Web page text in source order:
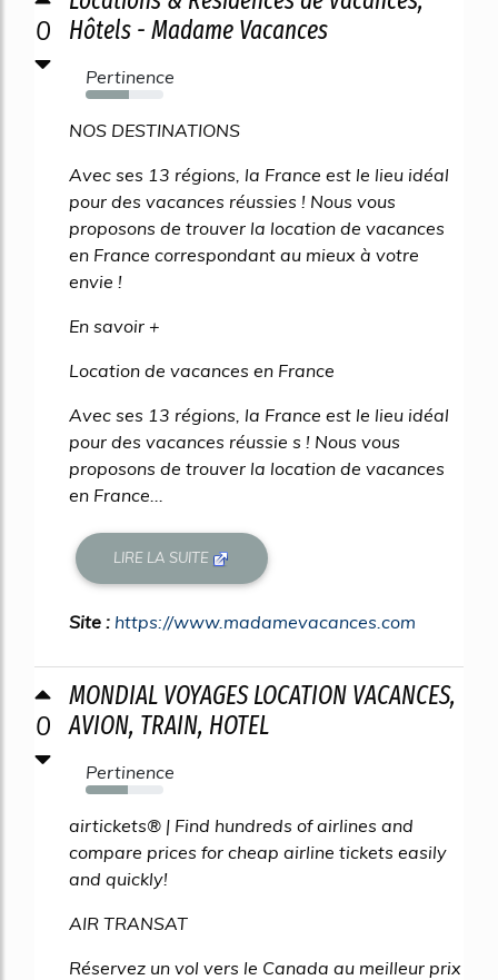
0
Hôtels - Madame Vacances
Pertinence
55%
NOS DESTINATIONS
Avec ses 13 régions, la France est le lieu idéal
pour des vacances réussies ! Nous vous
proposons de trouver la location de vacances
en France correspondant au mieux à votre
envie !
En savoir +
Location de vacances en France
Avec ses 13 régions, la France est le lieu idéal
pour des vacances réussie s ! Nous vous
proposons de trouver la location de vacances
en France...
LIRE LA SUITE
Site : https://www.madamevacances.com
0
MONDIAL VOYAGES LOCATION VACANCES,
AVION, TRAIN, HOTEL
Pertinence
54%
airtickets® | Find hundreds of airlines and
compare prices for cheap airline tickets easily
and quickly!
AIR TRANSAT
Réservez un vol vers le Canada au meilleur prix